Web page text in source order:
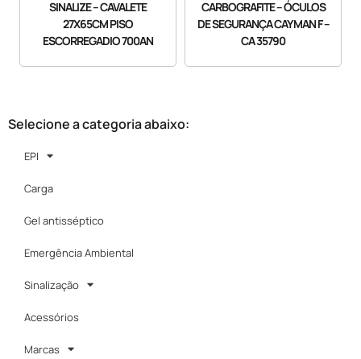
SINALIZE – CAVALETE
27X65CM PISO
ESCORREGADIO 700AN
CARBOGRAFITE – ÓCULOS
DE SEGURANÇA CAYMAN F –
CA 35790
Selecione a categoria abaixo:
EPI
Carga
Gel antisséptico
Emergência Ambiental
Sinalização
Acessórios
Marcas